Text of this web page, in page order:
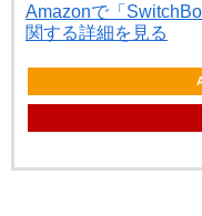
Amazonで「
関する詳細を見る